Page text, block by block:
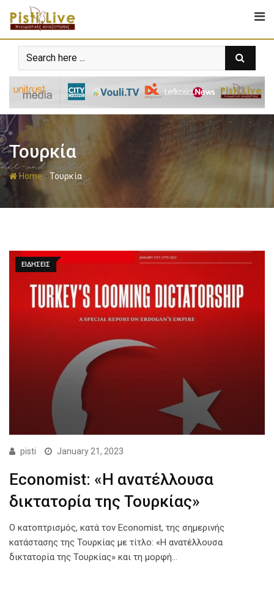
Τουρκία
Home-Τουρκία
ΕΙΔΗΣΕΙΣ
pisti January 21, 2023
Economist: «Η ανατέλλουσα
δικτατορία της Τουρκίας»
Ο κατοπτρισμός, κατά τον Economist, της σημερινής
κατάστασης της Τουρκίας με τίτλο: «Η ανατέλλουσα
δικτατορία της Τουρκίας» και τη μορφή…